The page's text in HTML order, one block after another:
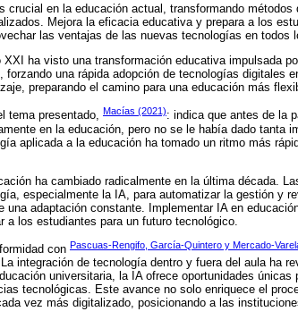
crucial en la educación actual, transformando
Mejora la eficacia educativa y prepara a los
las ventajas de las nuevas tecnologías en todos
XXI ha visto una transformación educativa impulsada
forzando una rápida adopción de tecnologías digitales
preparando el camino para una educación más
tema presentado, Macías (2021): indica que antes de la
en la educación, pero no se le había dado tanta
aplicada a la educación ha tomado un ritmo más
ha cambiado radicalmente en la última década.
especialmente la IA, para automatizar la gestión y
una adaptación constante. Implementar IA en
a los estudiantes para un futuro tecnológico.
con Pascuas-Rengifo, García-Quintero y Mercado-
integración de tecnología dentro y fuera del aula ha
universitaria, la IA ofrece oportunidades
tecnológicas. Este avance no solo enriquece el
vez más digitalizado, posicionando a las